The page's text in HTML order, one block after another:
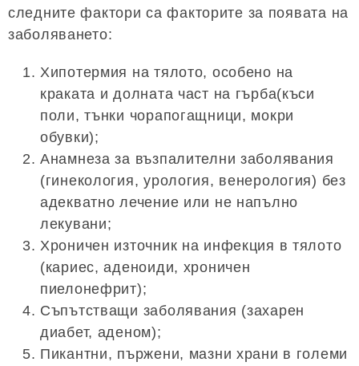
следните фактори са факторите за появата на
заболяването:
Хипотермия на тялото, особено на
краката и долната част на гърба(къси
поли, тънки чорапогащници, мокри
обувки);
Анамнеза за възпалителни заболявания
(гинекология, урология, венерология) без
адекватно лечение или не напълно
лекувани;
Хроничен източник на инфекция в тялото
(кариес, аденоиди, хроничен
пиелонефрит);
Съпътстващи заболявания (захарен
диабет, аденом);
Пикантни, пържени, мазни храни в големи